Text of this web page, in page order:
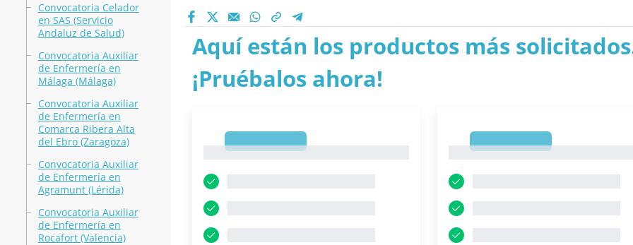
Convocatoria Celador
en SAS (Servicio
Andaluz de Salud)
Convocatoria Auxiliar
de Enfermería en
Málaga (Málaga)
Convocatoria Auxiliar
de Enfermería en
Comarca Ribera Alta
del Ebro (Zaragoza)
Convocatoria Auxiliar
de Enfermería en
Agramunt (Lérida)
Convocatoria Auxiliar
de Enfermería en
Rocafort (Valencia)
Aquí están los productos más
¡Pruébalos ahora!